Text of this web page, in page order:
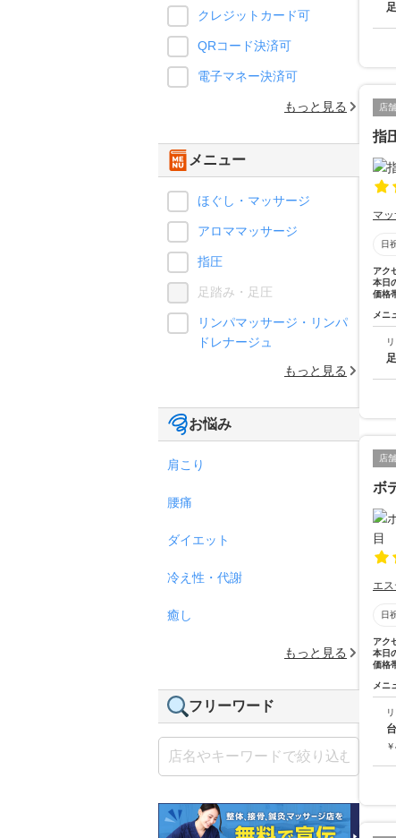
店
指
マ
日
アク
本日
価格
メニ
店
ボ
エス
日
アク
本日
価格
メニ
￥
クレジットカード可
QRコード決済可
電子マネー決済可
もっと見る
メニュー
ほぐし・マッサージ
アロママッサージ
指圧
足踏み・足圧
リンパマッサージ・リンパ
ドレナージュ
もっと見る
お悩み
肩こり
腰痛
ダイエット
冷え性・代謝
癒し
もっと見る
フリーワード